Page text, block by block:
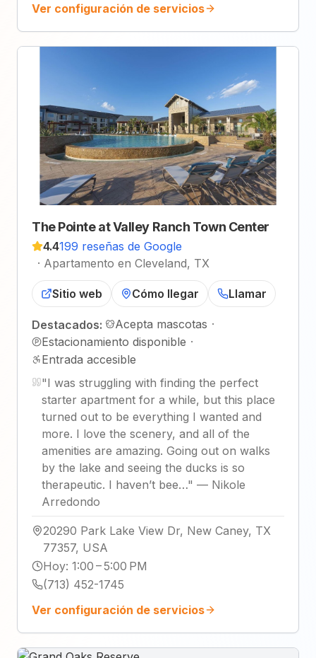
Ver configuración de servicios
The Pointe at Valley Ranch Town Center
4.4199 reseñas de Google
· Apartamento en Cleveland, TX
Sitio web Cómo llegar Llamar
Destacados: Acepta mascotas ·
Estacionamiento disponible ·
Entrada accesible
"I was struggling with finding the perfect
starter apartment for a while, but this place
turned out to be everything I wanted and
more. I love the scenery, and all of the
amenities are amazing. Going out on walks
by the lake and seeing the ducks is so
therapeutic. I haven’t bee…" — Nikole
Arredondo
20290 Park Lake View Dr, New Caney, TX
77357, USA
Hoy: 1:00 – 5:00 PM
(713) 452-1745
Ver configuración de servicios